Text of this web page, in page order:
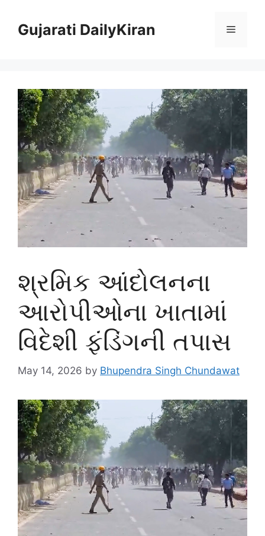
contentGujarati DailyKiran Menu
શ્રમિક આંદોલનના
આરોપીઓના ખાતામાં
વિદેશી ફંડિંગની તપાસ
May 14, 2026 by Bhupendra Singh Chundawat